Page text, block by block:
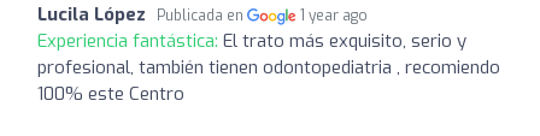
Lucila López Publicada en 1 year ago
Experiencia fantástica: El trato más exquisito, serio y
profesional, también tienen odontopediatria , recomiendo
100% este Centro